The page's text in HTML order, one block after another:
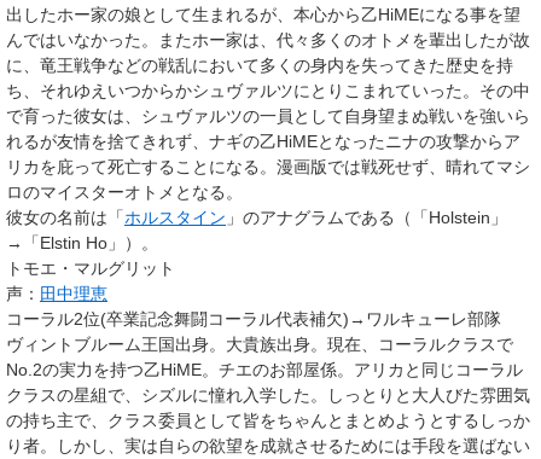
出したホー家の娘として生まれるが、本心から乙HiMEになる事を望
んではいなかった。またホー家は、代々多くのオトメを輩出したが故
に、竜王戦争などの戦乱において多くの身内を失ってきた歴史を持
ち、それゆえいつからかシュヴァルツにとりこまれていった。その中
で育った彼女は、シュヴァルツの一員として自身望まぬ戦いを強いら
れるが友情を捨てきれず、ナギの乙HiMEとなったニナの攻撃からア
リカを庇って死亡することになる。漫画版では戦死せず、晴れてマシ
ロのマイスターオトメとなる。
彼女の名前は「ホルスタイン 」のアナグラムである（「Holstein」
→「Elstin Ho」）。
トモエ・マルグリット
声： 田中理恵
コーラル2位(卒業記念舞闘コーラル代表補欠)→ワルキューレ部隊
ヴィントブルーム王国出身。大貴族出身。現在、コーラルクラスで
No.2の実力を持つ乙HiME。チエのお部屋係。アリカと同じコーラル
クラスの星組で、シズルに憧れ入学した。しっとりと大人びた雰囲気
の持ち主で、クラス委員として皆をちゃんとまとめようとするしっか
り者。しかし、実は自らの欲望を成就させるためには手段を選ばない